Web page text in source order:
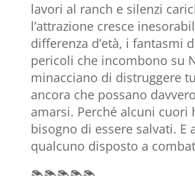
lavori al ranch e silenzi
l’attrazione cresce
differenza d’età, i fantasmi
pericoli che incombono su
minacciano di distruggere
ancora che possano
amarsi. Perché alcuni cuori
bisogno di essere salvati. E
qualcuno disposto a